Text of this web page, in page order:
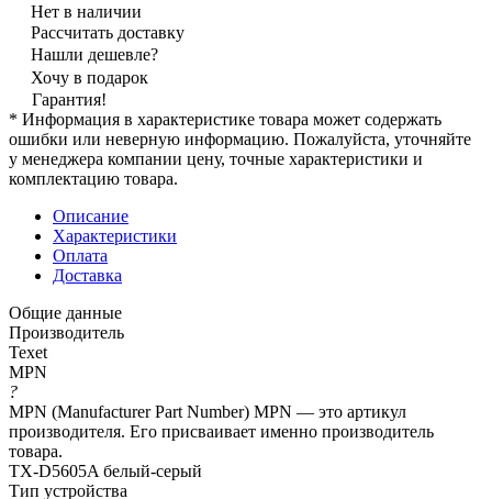
Нет в наличии
Рассчитать доставку
Нашли дешевле?
Хочу в подарок
Гарантия!
* Информация в характеристике товара может содержать
ошибки или неверную информацию. Пожалуйста, уточняйте
у менеджера компании цену, точные характеристики и
комплектацию товара.
Описание
Характеристики
Оплата
Доставка
Общие данные
Производитель
Texet
MPN
?
MPN (Manufacturer Part Number) MPN — это артикул
производителя. Его присваивает именно производитель
товара.
TX-D5605A белый-серый
Тип устройства